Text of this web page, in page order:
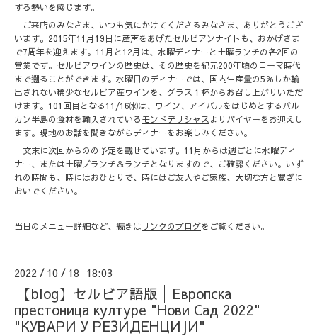
する勢いを感じます。
ご来店のみなさま、いつも気にかけてくださるみなさま、ありがとうござ
います。2015年11月19日に産声をあげたセルビアンナイトも、おかげさま
で7周年を迎えます。11月と12月は、水曜ディナーと土曜ランチの各2回の
営業です。セルビアワインの歴史は、その歴史を紀元200年頃のローマ時代
まで遡ることができます。水曜日のディナーでは、国内生産量の5％しか輸
出されない稀少なセルビア産ワインを、グラス１杯からお召し上がりいただ
けます。101回目となる11/16㈬は、ワイン、アイバルをはじめとするバル
カン半島の食材を輸入されているモンドデリシャスよりバイヤーをお迎えし
ます。現地のお話を聞きながらディナーをお楽しみください。
文末に次回からのの予定を載せています。11月からは週ごとに水曜ディ
ナー、または土曜ブランチ＆ランチとなりますので、ご確認ください。いず
れの時間も、時にはおひとりで、時にはご友人やご家族、大切な方と寛ぎに
おいでください。
当日のメニュー詳細など、続きは リンクのブログをご覧ください。
2022 / 10 / 18 18:03
【blog】セルビア語版│Европска
престоница културе "Нови Сад 2022"
"КУВАРИ У РЕЗИДЕНЦИЈИ"